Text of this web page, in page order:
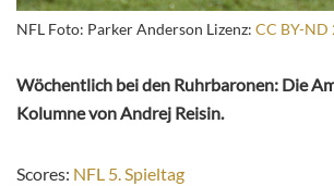
NFL Foto: Parker Anderson Lizenz: CC BY-ND
Wöchentlich bei den Ruhrbaronen: Die
Kolumne von Andrej Reisin.
Scores: NFL 5. Spieltag